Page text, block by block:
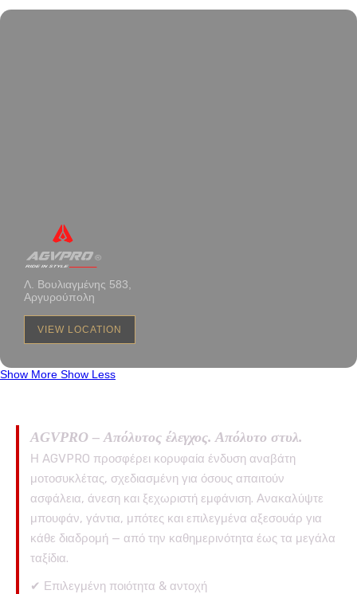
Λ. Βουλιαγμένης 583,
Αργυρούπολη
VIEW LOCATION
Show More Show Less
AGVPRO – Απόλυτος έλεγχος. Απόλυτο στυλ.
Η AGVPRO προσφέρει κορυφαία ένδυση αναβάτη
μοτοσυκλέτας, σχεδιασμένη για όσους απαιτούν
ασφάλεια, άνεση και ξεχωριστή εμφάνιση. Ανακαλύψτε
μπουφάν, γάντια, μπότες και επιλεγμένα αξεσουάρ για
κάθε διαδρομή — από την καθημερινότητα έως τα μεγάλα
ταξίδια.
✔ Επιλεγμένη ποιότητα & αντοχή